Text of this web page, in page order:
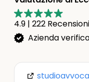
4.9 | 222 Recensioni
Azienda